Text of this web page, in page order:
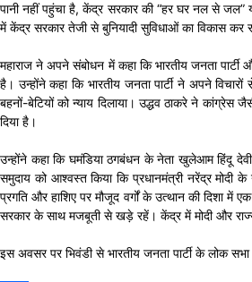
पानी नहीं पहुंचा है, केंद्र सरकार की “हर घर नल से जल”
में केंद्र सरकार तेजी से बुनियादी सुविधाओं का विकास कर
महाराज ने अपने संबोधन में कहा कि भारतीय जनता पार्टी
है। उन्होंने कहा कि भारतीय जनता पार्टी ने अपने
बहनों-बेटियों को न्याय दिलाया। उद्धव ठाकरे ने कांग्रेस
दिया है।
उन्होंने कहा कि घमंडिया ठगबंधन के नेता खुलेआम हिंदू
समुदाय को आश्वस्त किया कि प्रधानमंत्री नरेंद्र मोदी
प्रगति और हाशिए पर मौजूद वर्गों के उत्थान की दिशा
सरकार के साथ मजबूती से खड़े रहें। केंद्र में मोदी और राज्य
इस अवसर पर भिवंडी से भारतीय जनता पार्टी के लोक